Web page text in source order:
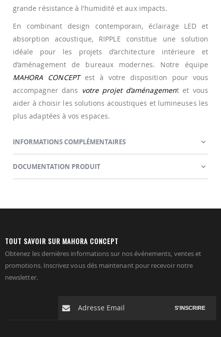
grande résistance à l’humidité et aux impacts.
En combinant design contemporain, éclairage LED et
absorption acoustique, RIPPLE constitue une solution
idéale pour les projets d’architecture intérieure et
d’aménagement de bureaux modernes. Notre équipe
MAHORA CONCEPTest à votre disposition pour vous
accompagner dans votre projet d’aménagement et vous
aider à choisir les solutions acoustiques et lumineuses les
plus adaptées à vos espaces.
INFORMATIONS COMPLÉMENTAIRES
DOCUMENTATION PRODUIT
TOUT SAVOIR SUR MAHORA CONCEPT
Obtenez les dernières informations sur nos événements, ventes et
promotions. Inscrivez vous dés maintenant pour recevoir notre
newsletter.
S'INSCRIRE